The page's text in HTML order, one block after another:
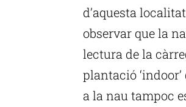
d’aquesta
observar que la
lectura de la
plantació
a la nau tampoc